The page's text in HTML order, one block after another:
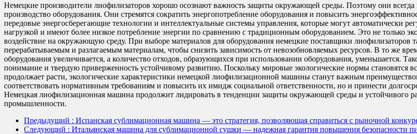
Немецкие производители лиофилизаторов хорошо осознают важность защиты окружающей среды. Поэтому они
производство оборудования. Они стремятся сократить энергопотребление оборудования и повысить
передовые энергосберегающие технологии и интеллектуальные системы управления, которые могут автоматически
нагрузкой и имеют более низкое потребление энергии по сравнению с традиционным оборудованием. Это не только
воздействие на окружающую среду. При выборе материалов для оборудования немецкие поставщики лиофилизаторов
перерабатываемым и разлагаемым материалам, чтобы снизить зависимость от невозобновляемых ресурсов. В то же
оборудования увеличивается, а количество отходов, образующихся при использовании оборудования, уменьшается.
понимание и твердую приверженность устойчивому развитию. Поскольку мировые экологические нормы становятся
продолжает расти, экологические характеристики немецкой лиофилизационной машины станут важным
соответствовать нормативным требованиям и повысить их имидж социальной ответственности, но и принести
Немецкая лиофилизационная машина продолжит лидировать в тенденции защиты окружающей среды и устойчивого
промышленности.
Предыдущий : Испанская сублимационная машина — это стратегия, позволяющая справиться с рыночной
Следующий : Итальянская машина для сублимационной сушки — надежная гарантия повышения безопасности